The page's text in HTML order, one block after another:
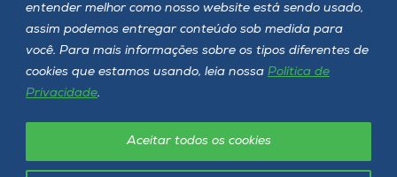
entender melhor como nosso website está sendo usado,
assim podemos entregar conteúdo sob medida para
você. Para mais informações sobre os tipos diferentes de
cookies que estamos usando, leia nossa Política de
Privacidade.
Aceitar todos os cookies
Política de privacidade LGPD